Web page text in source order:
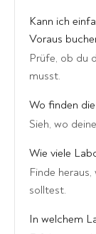
Kann ich
Voraus
Prüfe, ob du
musst.
Wo finden
Sieh, wo
Wie viele
Finde
solltest.
In welchem